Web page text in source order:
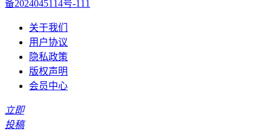
备2024045114号-111
关于我们
用户协议
隐私政策
版权声明
会员中心
立即
投稿